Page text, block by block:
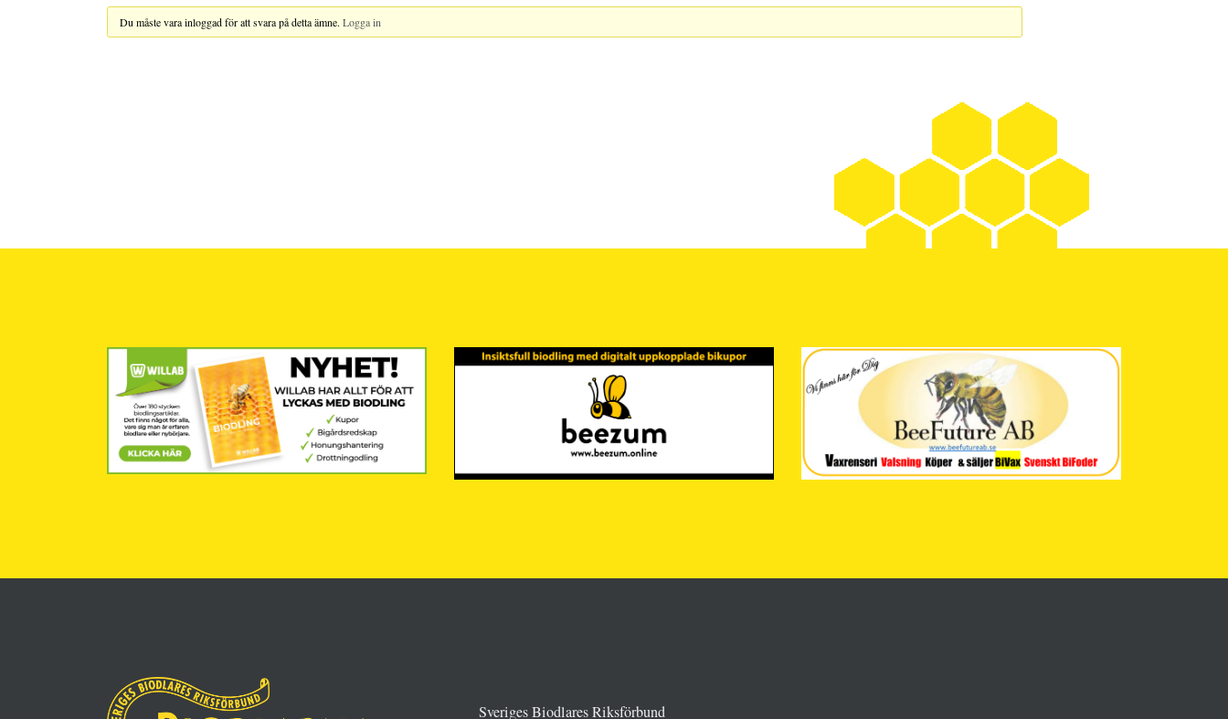
Du måste vara inloggad för att svara på detta ämne. Logga in
Sveriges Biodlares Riksförbund